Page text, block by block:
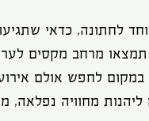
לחתונה, כדאי
מרחב מקסים
לחפש אולם
ליהנות מחוויה